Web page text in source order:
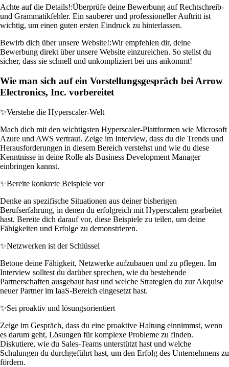
Achte auf die Details!:Überprüfe deine Bewerbung auf Rechtschreib-
und Grammatikfehler. Ein sauberer und professioneller Auftritt ist
wichtig, um einen guten ersten Eindruck zu hinterlassen.
Bewirb dich über unsere Website!:Wir empfehlen dir, deine
Bewerbung direkt über unsere Website einzureichen. So stellst du
sicher, dass sie schnell und unkompliziert bei uns ankommt!
Wie man sich auf ein Vorstellungsgespräch bei Arrow
Electronics, Inc. vorbereitet
✨Verstehe die Hyperscaler-Welt
Mach dich mit den wichtigsten Hyperscaler-Plattformen wie Microsoft
Azure und AWS vertraut. Zeige im Interview, dass du die Trends und
Herausforderungen in diesem Bereich verstehst und wie du diese
Kenntnisse in deine Rolle als Business Development Manager
einbringen kannst.
✨Bereite konkrete Beispiele vor
Denke an spezifische Situationen aus deiner bisherigen
Berufserfahrung, in denen du erfolgreich mit Hyperscalern gearbeitet
hast. Bereite dich darauf vor, diese Beispiele zu teilen, um deine
Fähigkeiten und Erfolge zu demonstrieren.
✨Netzwerken ist der Schlüssel
Betone deine Fähigkeit, Netzwerke aufzubauen und zu pflegen. Im
Interview solltest du darüber sprechen, wie du bestehende
Partnerschaften ausgebaut hast und welche Strategien du zur Akquise
neuer Partner im IaaS-Bereich eingesetzt hast.
✨Sei proaktiv und lösungsorientiert
Zeige im Gespräch, dass du eine proaktive Haltung einnimmst, wenn
es darum geht, Lösungen für komplexe Probleme zu finden.
Diskutiere, wie du Sales-Teams unterstützt hast und welche
Schulungen du durchgeführt hast, um den Erfolg des Unternehmens zu
fördern.